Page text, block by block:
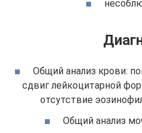
Общий анализ крови:
сдвиг лейкоцитарной
отсутствие
Общий анализ